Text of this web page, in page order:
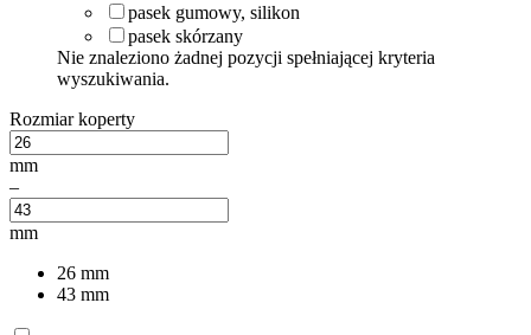
pasek gumowy, silikon
pasek skórzany
Nie znaleziono żadnej pozycji spełniającej kryteria
wyszukiwania.
Rozmiar koperty
mm
–
mm
26 mm
43 mm